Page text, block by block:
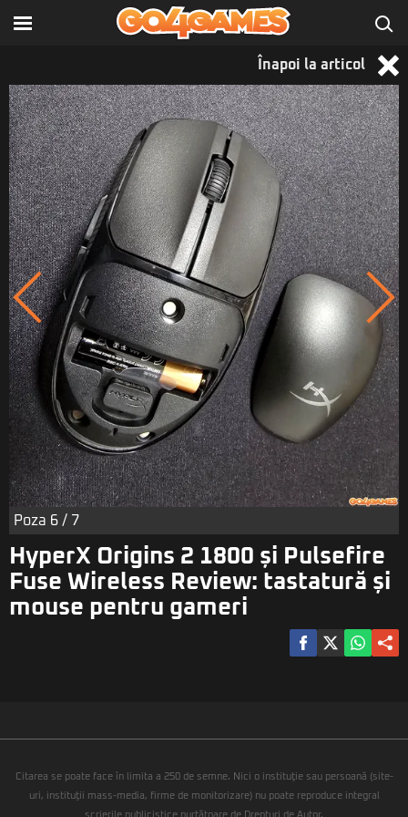
Înapoi la articol
Poza 6 / 7
HyperX Origins 2 1800 și Pulsefire
Fuse Wireless Review: tastatură și
mouse pentru gameri
Citarea se poate face în limita a 250 de semne. Nici o instituţie sau persoană (site-
uri, instituţii mass-media, firme de monitorizare) nu poate reproduce integral
scrierile publicistice purtătoare de Drepturi de Autor.